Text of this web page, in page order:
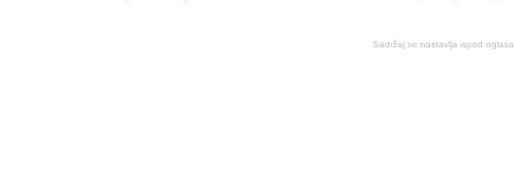
Sadržaj se nastavlja ispod oglasa